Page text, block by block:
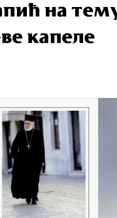
на
капеле